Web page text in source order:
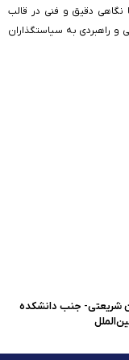
نگاهی دقیق و فنی در قالب
و راهبردی به سیاستگذاران
شریعتی- جنب دانشکده